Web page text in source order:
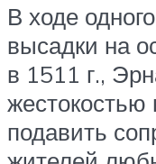
В ходе
высадки на
в 1511 г.,
жестокостью
подавить